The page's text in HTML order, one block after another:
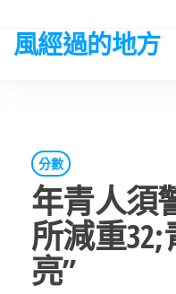
the
風經過的地方
分數
年青人須
所減重
亮”